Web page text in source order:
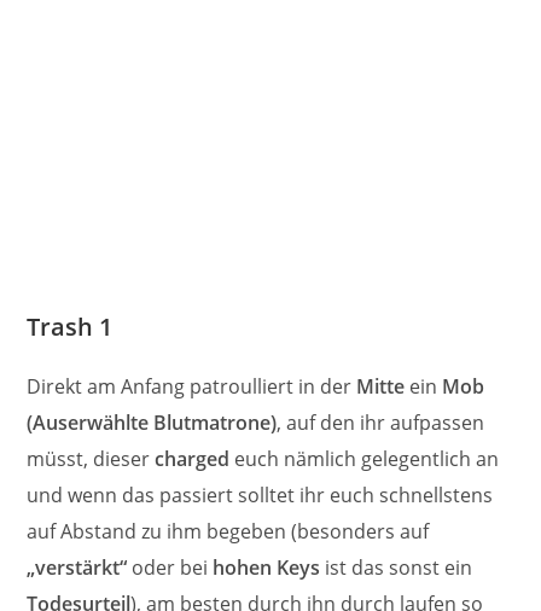
Trash 1
Direkt am Anfang patroulliert in der Mitte ein Mob
(Auserwählte Blutmatrone), auf den ihr aufpassen
müsst, diesercharged euch nämlich gelegentlich an
und wenn das passiert solltet ihr euch schnellstens
auf Abstand zu ihm begeben (besonders auf
„verstärkt“ oder bei hohen Keys ist das sonst ein
Todesurteil), am besten durch ihn durch laufen so